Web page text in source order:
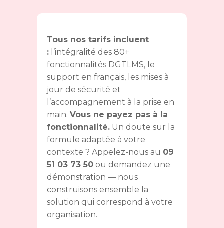
Tous nos tarifs incluent
: l’intégralité des 80+
fonctionnalités DGTLMS, le
support en français, les mises à
jour de sécurité et
l’accompagnement à la prise en
main. Vous ne payez pas à la
fonctionnalité. Un doute sur la
formule adaptée à votre
contexte ? Appelez-nous au 09
51 03 73 50 ou demandez une
démonstration — nous
construisons ensemble la
solution qui correspond à votre
organisation.